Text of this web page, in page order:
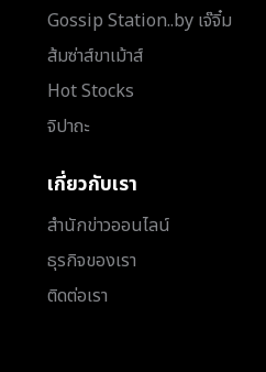
Gossip Station..by เจ๊จิ๋ม
ส้มซ่าส์ขาเม้าส์
Hot Stocks
จิปาถะ
เกี่ยวกับเรา
สำนักข่าวออนไลน์
ธุรกิจของเรา
ติดต่อเรา